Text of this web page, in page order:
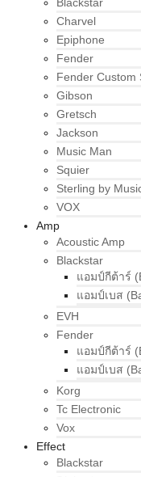
Charvel
Epiphone
Fender
Fender Custom
Gibson
Gretsch
Jackson
Music Man
Squier
Sterling by
VOX
Amp
Acoustic Amp
Blackstar
แอมป์กีต้าร์
แอมป์เบส
EVH
Fender
แอมป์กีต้าร์
แอมป์เบส
Korg
Tc Electronic
Vox
Effect
Blackstar